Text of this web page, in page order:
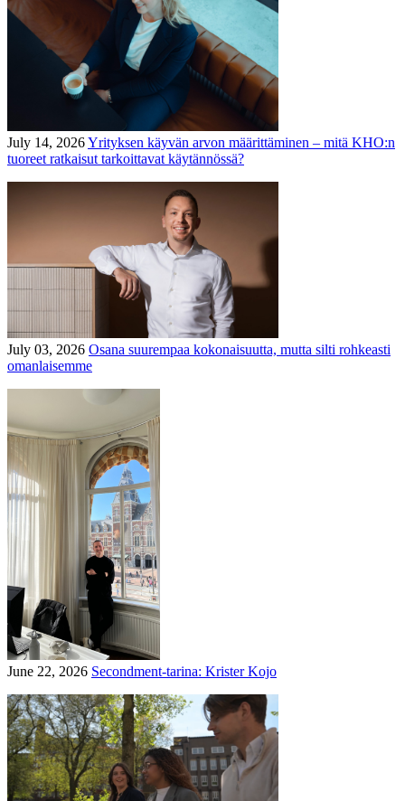
July 14, 2026Yrityksen käyvän arvon määrittäminen – mitä KHO:n
tuoreet ratkaisut tarkoittavat käytännössä?
July 03, 2026 Osana suurempaa kokonaisuutta, mutta silti rohkeasti
omanlaisemme
June 22, 2026 Secondment-tarina: Krister Kojo